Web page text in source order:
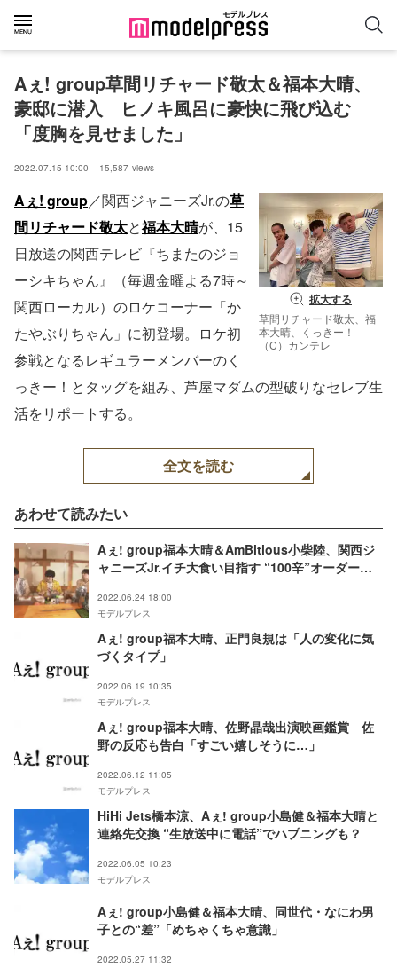
Aぇ! group草間リチャード敬太＆福本大晴、
豪邸に潜入　ヒノキ風呂に豪快に飛び込む
「度胸を見せました」
2022.07.15 10:00 15,587 views
拡大する
草間リチャード敬太、福
本大晴、くっきー！
（C）カンテレ
Aぇ! group／関西ジャニーズJr.の草
間リチャード敬太と福本大晴が、15
日放送の関西テレビ『ちまたのジョ
ーシキちゃん』（毎週金曜よる7時～
関西ローカル）のロケコーナー「か
たやぶりちゃん」に初登場。ロケ初
参戦となるレギュラーメンバーのく
っきー！とタッグを組み、芦屋マダムの型破りなセレブ生
活をリポートする。
全文を読む
あわせて読みたい
Aぇ! group福本大晴＆AmBitious小柴陸、関西ジ
ャニーズJr.イチ大食い目指す “100辛”オーダーで
2022.06.24 18:00
モデルプレス
Aぇ! group福本大晴、正門良規は「人の変化に気
づくタイプ」
2022.06.19 10:35
モデルプレス
Aぇ! group福本大晴、佐野晶哉出演映画鑑賞 佐
野の反応も告白「すごい嬉しそうに…」
2022.06.12 11:05
モデルプレス
HiHi Jets橋本涼、Aぇ! group小島健＆福本大晴と
連絡先交換 “生放送中に電話”でハプニングも？
2022.06.05 10:23
モデルプレス
Aぇ! group小島健＆福本大晴、同世代・なにわ男
子との“差”「めちゃくちゃ意識」
2022.05.27 11:32